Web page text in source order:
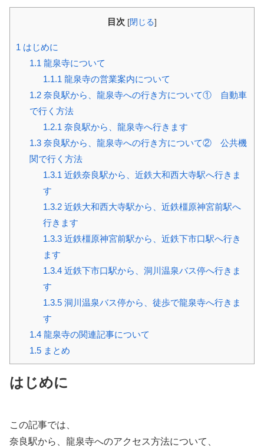
目次 [閉じる]
1 はじめに
1.1 龍泉寺について
1.1.1 龍泉寺の営業案内について
1.2奈良駅から、龍泉寺への行き方について① 自動車
で行く方法
1.2.1 奈良駅から、龍泉寺へ行きます
1.3奈良駅から、龍泉寺への行き方について② 公共機
関で行く方法
1.3.1 近鉄奈良駅から、近鉄大和西大寺駅へ行きま
す
1.3.2近鉄大和西大寺駅から、近鉄橿原神宮前駅へ
行きます
1.3.3近鉄橿原神宮前駅から、近鉄下市口駅へ行き
ます
1.3.4近鉄下市口駅から、洞川温泉バス停へ行きま
す
1.3.5洞川温泉バス停から、徒歩で龍泉寺へ行きま
す
1.4龍泉寺の関連記事について
1.5まとめ
はじめに
この記事では、
奈良駅から、龍泉寺へのアクセス方法について、